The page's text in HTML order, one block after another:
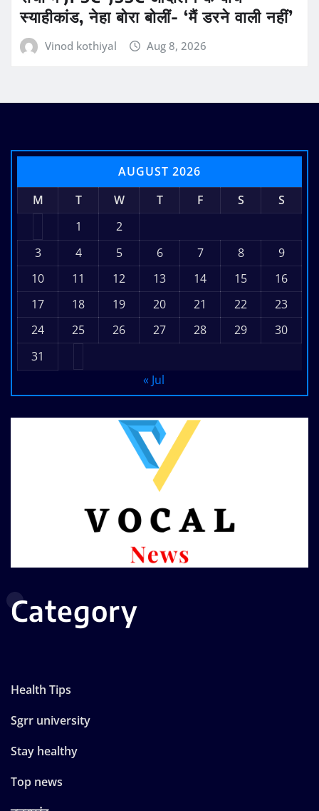
स्याहीकांड, नेहा बोरा बोलीं- ‘मैं डरने वाली नहीं’
Vinod kothiyal Aug 8, 2026
AUGUST 2026
M
T W T F S
S
1
2
3
4 5 6 7 8
9
10
11 12 13 14 15
16
17
18 19 20 21 22
23
24
25 26 27 28 29
30
31
« Jul
Category
Health Tips
Sgrr university
Stay healthy
Top news